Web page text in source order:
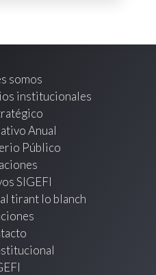
somos
institucionales
Anual
Público
SIGEFI
tirant lo blanch